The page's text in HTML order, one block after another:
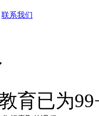
联系我们
育已为